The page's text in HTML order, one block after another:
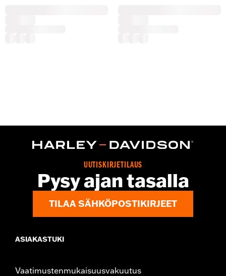
UUTISKIRJETILAUS
Pysy ajan tasalla
TILAA SÄHKÖPOSTIKIRJEET
ASIAKASTUKI
Vaatimustenmukaisuusvakuutus